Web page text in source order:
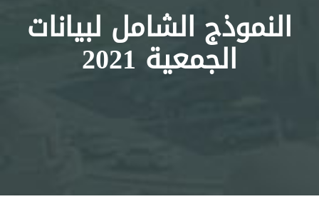
النموذج الشامل لبيانات
الجمعية 2021